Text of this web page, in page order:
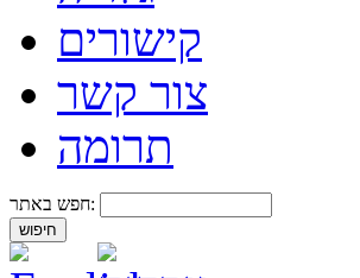
קישורים
צור קשר
תרומה
חפש באתר: